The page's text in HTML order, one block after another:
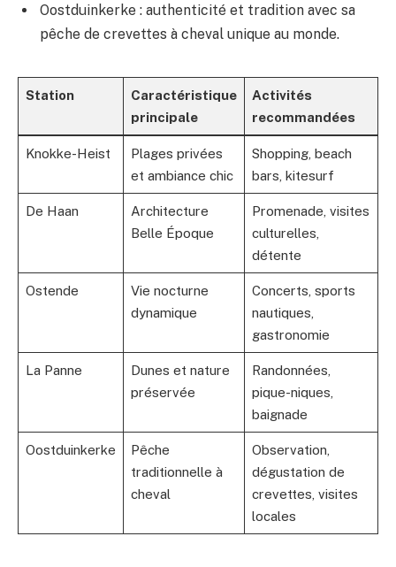
Oostduinkerke : authenticité et tradition avec sa
pêche de crevettes à cheval unique au monde.
Station
Caractéristique
principale
Activités
recommandées
Knokke-Heist
Plages privées
et ambiance chic
Shopping, beach
bars, kitesurf
De Haan
Architecture
Belle Époque
Promenade, visites
culturelles,
détente
Ostende
Vie nocturne
dynamique
Concerts, sports
nautiques,
gastronomie
La Panne
Dunes et nature
préservée
Randonnées,
pique-niques,
baignade
Oostduinkerke
Pêche
traditionnelle à
cheval
Observation,
dégustation de
crevettes, visites
locales